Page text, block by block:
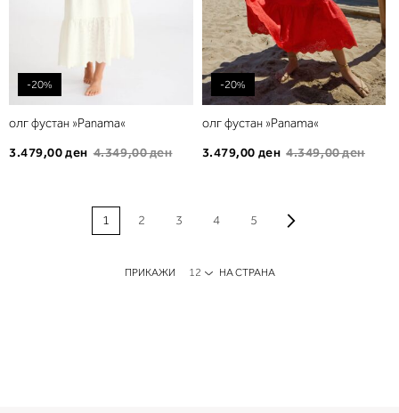
-20%
олг фустан »Panama«
3.479,00 ден 4.349,00 ден
-20%
олг фустан »Panama«
3.479,00 ден 4.349,00 ден
Моментално ја прегледувате страната
1 Page
2 Page
3 4 5
ПРИКАЖИ НА СТРАНА